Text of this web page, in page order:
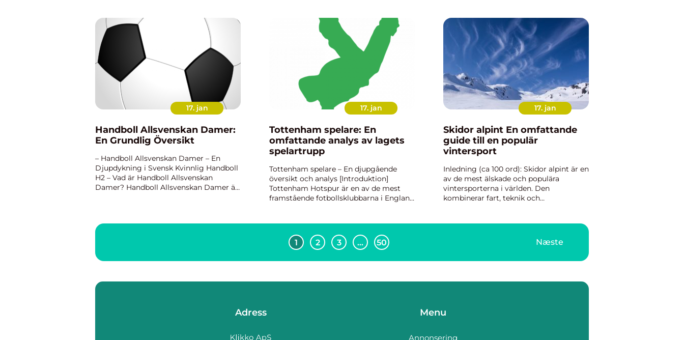
möjlighet att återhämta sig och å...
en av de mest välrenommerade inn...
internationell nivå. L...
17. jan
Handboll Allsvenskan Damer:
En Grundlig Översikt
– Handboll Allsvenskan Damer – En
Djupdykning i Svensk Kvinnlig Handboll
H2 – Vad är Handboll Allsvenskan
Damer? Handboll Allsvenskan Damer är
17. jan
Tottenham spelare: En
omfattande analys av lagets
spelartrupp
Tottenham spelare – En djupgående
översikt och analys [Introduktion]
Tottenham Hotspur är en av de mest
framstående fotbollsklubbarna i England
17. jan
Skidor alpint En omfattande
guide till en populär
vintersport
Inledning (ca 100 ord): Skidor alpint är en
av de mest älskade och populära
vintersporterna i världen. Den
kombinerar fart, teknik och
artikel kommer vi att ge dig en grundl...
1 2 3 … 50 Næste
Adress Menu
Annonsering